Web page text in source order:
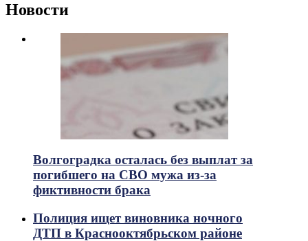
Новости
Волгоградка осталась без выплат за
погибшего на СВО мужа из-за
фиктивности брака
Полиция ищет виновника ночного
ДТП в Краснооктябрьском районе